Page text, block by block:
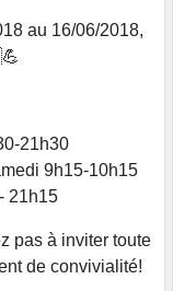
au 16/06/2018,
💪
21h30
9h15-10h15
21h15
pas à inviter toute
de convivialité!